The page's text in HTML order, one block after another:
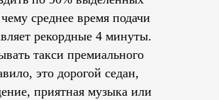
среднее время подачи
рекордные 4 минуты.
такси премиального
это дорогой седан,
приятная музыка или